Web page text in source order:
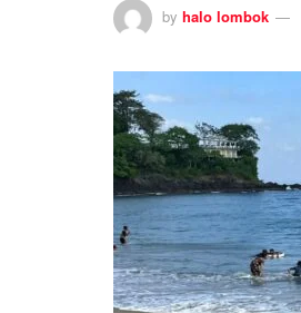
by halo lombok